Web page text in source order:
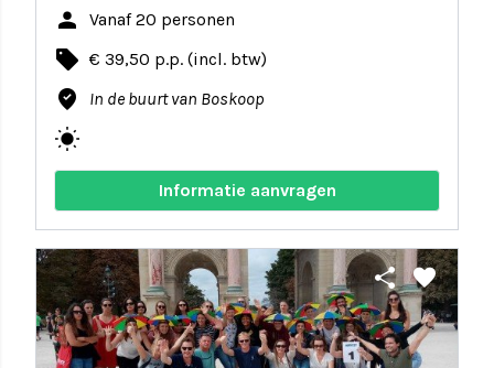
person Vanaf 20 personen
local_offer € 39,50 p.p. (incl. btw)
where_to_vote In de buurt van Boskoop
wb_sunny
Informatie aanvragen
share favorite